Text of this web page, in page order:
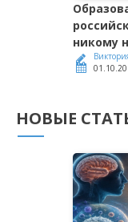
никому
НОВЫЕ